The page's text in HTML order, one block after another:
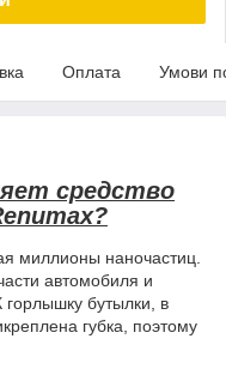
Оплата Умови
средство
миллионы наночастиц.
автомобиля и
бутылки, в
губка, поэтому